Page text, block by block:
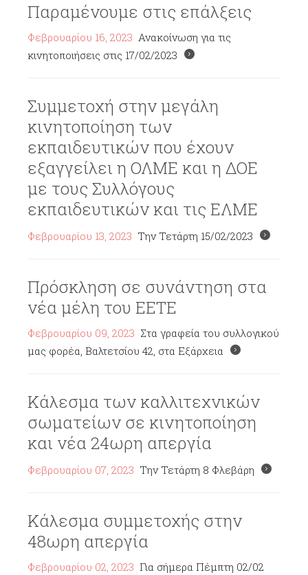
Παραμένουμε στις επάλξεις
Φεβρουαρίου 16, 2023 Ανακοίνωση για τις
κινητοποιήσεις στις 17/02/2023
Συμμετοχή στην μεγάλη
κινητοποίηση των
εκπαιδευτικών που έχουν
εξαγγείλει η ΟΛΜΕ και η ΔΟΕ
με τους Συλλόγους
εκπαιδευτικών και τις ΕΛΜΕ
Φεβρουαρίου 13, 2023 Την Τετάρτη 15/02/2023
Πρόσκληση σε συνάντηση στα
νέα μέλη του ΕΕΤΕ
Φεβρουαρίου 09, 2023 Στα γραφεία του συλλογικού
μας φορέα, Βαλτετσίου 42, στα Εξάρχεια
Κάλεσμα των καλλιτεχνικών
σωματείων σε κινητοποίηση
και νέα 24ωρη απεργία
Φεβρουαρίου 07, 2023 Την Τετάρτη 8 Φλεβάρη
Κάλεσμα συμμετοχής στην
48ωρη απεργία
Φεβρουαρίου 02, 2023 Για σήμερα Πέμπτη 02/02